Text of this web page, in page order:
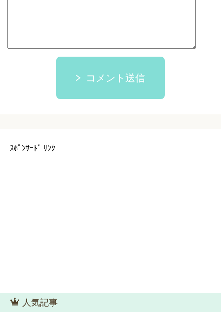
コメント送信
ｽﾎﾟﾝｻｰﾄﾞ ﾘﾝｸ
人気記事